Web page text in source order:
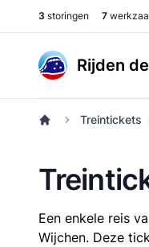
3 storingen 7
Rijden
Treintickets
Een enkele reis
Wijchen. Deze